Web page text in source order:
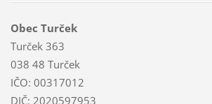
Obec Turček
Turček 363
038 48 Turček
IČO: 00317012
DIČ: 2020597953